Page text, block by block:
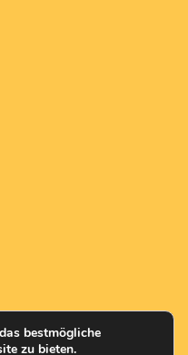
bestmögliche
zu bieten.